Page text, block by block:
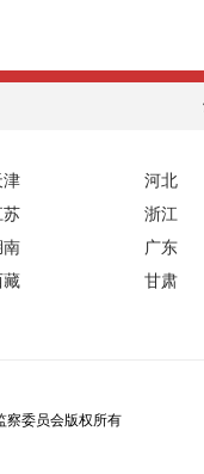
津 河北
苏 浙江
南 广东
藏 甘肃
委员会版权所有